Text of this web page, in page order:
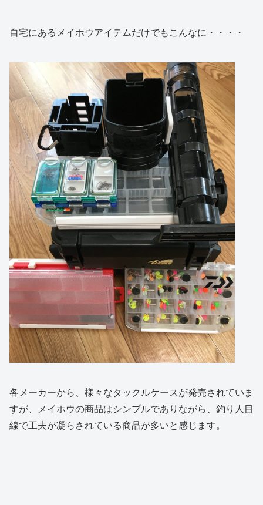
自宅にあるメイホウアイテムだけでもこんなに・・・・
各メーカーから、様々なタックルケースが発売されていま
すが、メイホウの商品はシンプルでありながら、釣り人目
線で工夫が凝らされている商品が多いと感じます。